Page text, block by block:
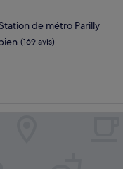
de métro Parilly
(169 avis)